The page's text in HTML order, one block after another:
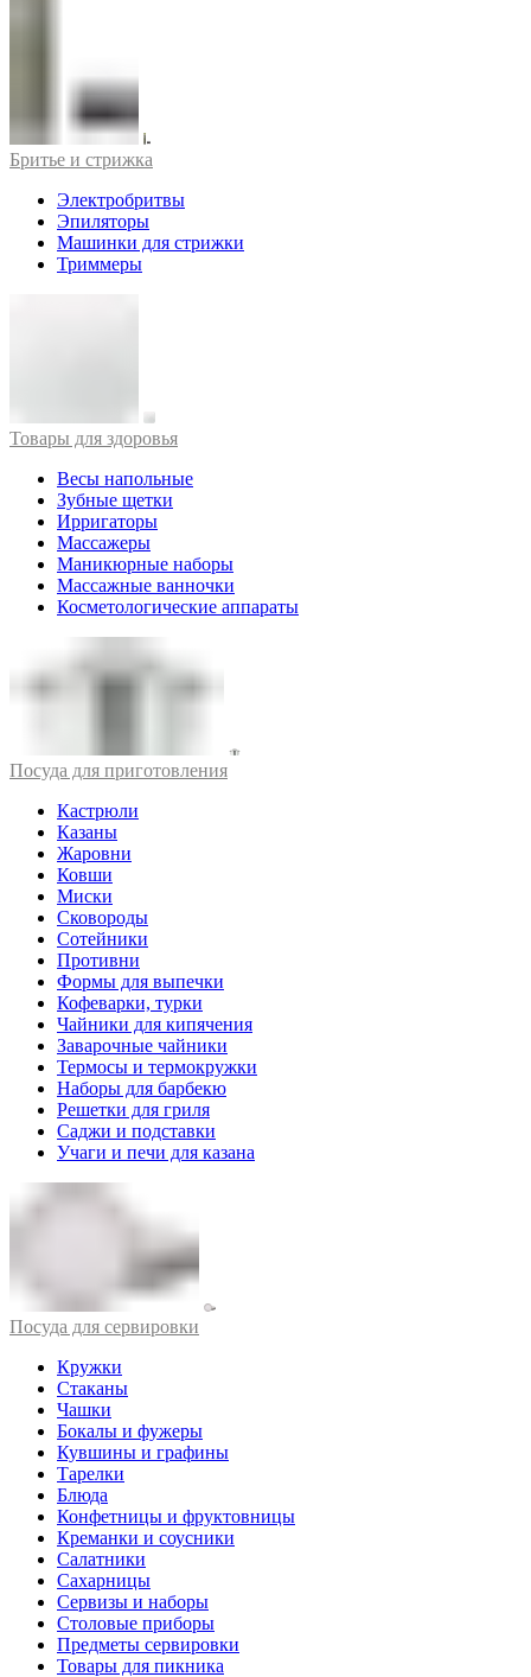
Бритье и стрижка
Электробритвы
Эпиляторы
Машинки для стрижки
Триммеры
Товары для здоровья
Весы напольные
Зубные щетки
Ирригаторы
Массажеры
Маникюрные наборы
Массажные ванночки
Косметологические аппараты
Посуда для приготовления
Кастрюли
Казаны
Жаровни
Ковши
Миски
Сковороды
Сотейники
Противни
Формы для выпечки
Кофеварки, турки
Чайники для кипячения
Заварочные чайники
Термосы и термокружки
Наборы для барбекю
Решетки для гриля
Саджи и подставки
Учаги и печи для казана
Посуда для сервировки
Кружки
Стаканы
Чашки
Бокалы и фужеры
Кувшины и графины
Тарелки
Блюда
Конфетницы и фруктовницы
Креманки и соусники
Салатники
Сахарницы
Сервизы и наборы
Столовые приборы
Предметы сервировки
Товары для пикника